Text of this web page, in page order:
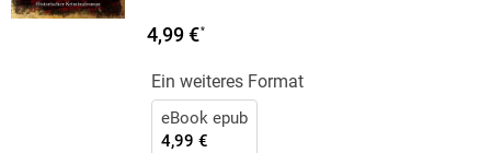
4,99 €*
Ein weiteres Format
eBook epub
4,99 €